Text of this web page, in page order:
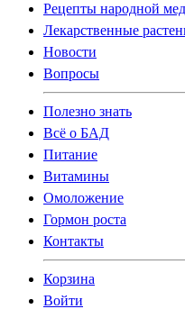
Рецепты народной
Лекарственные
Новости
Вопросы
Полезно знать
Всё о БАД
Питание
Витамины
Омоложение
Гормон роста
Контакты
Корзина
Войти